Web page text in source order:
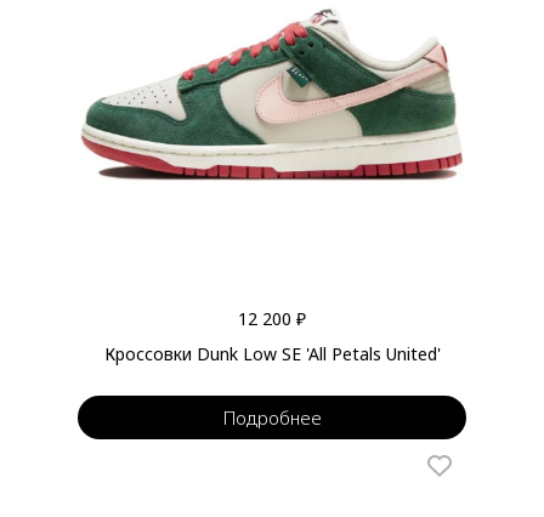
12 200 ₽
Кроссовки Dunk Low SE 'All Petals United'
Подробнее